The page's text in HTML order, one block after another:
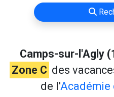
Camps-sur-l'Agly
Zone C des
de l'Académie